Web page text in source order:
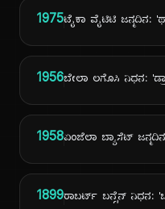
1975ಟೈಕಾ ವೈಟಿಟಿ ಜನ್ಮದಿನ:
1956ಬೇಲಾ ಲಗೊಸಿ ನಿಧನ:
1958ಏಂಜೆಲಾ ಬ್ಯಾಸೆಟ್
1899ರಾಬರ್ಟ್ ಬನ್ಸೆನ್ ನಿಧನ: